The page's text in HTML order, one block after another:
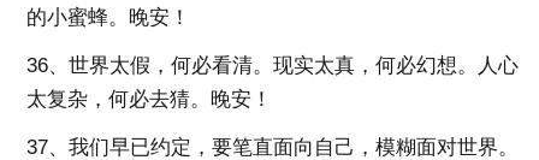
的小蜜蜂。晚安！
36、世界太假，何必看清。现实太真，何必幻想。人心
太复杂，何必去猜。晚安！
37、我们早已约定，要笔直面向自己，模糊面对世界。